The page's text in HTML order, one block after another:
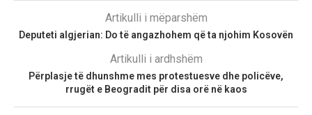
Artikulli i mëparshëm
Deputeti algjerian: Do të angazhohem që ta njohim Kosovën
Artikulli i ardhshëm
Përplasje të dhunshme mes protestuesve dhe policëve,
rrugët e Beogradit për disa orë në kaos